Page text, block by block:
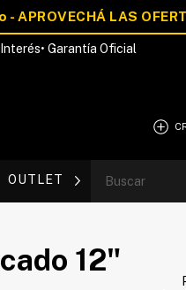
Garantía Oficial
OUTLET💰 Blog
12"